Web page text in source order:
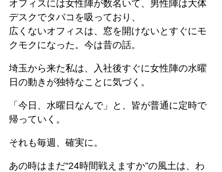
オフィスには女性陣が数名いて、男性陣は大体
デスクでタバコを吸っており、
広くないオフィスは、窓を開けないとすぐにモ
クモクになった。今は昔の話。
埼玉から来た私は、入社後すぐに女性陣の水曜
日の動きが独特なことに気づく。
「今日、水曜日なんで」と、皆が普通に定時で
帰っていく。
それも毎週、確実に。
あの時はまだ“24時間戦えますか”の風土は、わ